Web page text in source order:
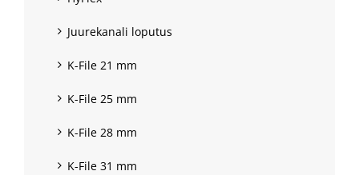
Juurekanali loputus
K-File 21 mm
K-File 25 mm
K-File 28 mm
K-File 31 mm